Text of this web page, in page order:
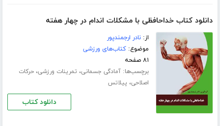
دانلود کتاب خداحافظی با مشکلات اندام در چهار هفته
از:نادر ارجمندپور
موضوع:کتاب‌های ورزشی
۸۱ صفحه
برچسب‌ها:آمادگی جسمانی، تمرینات ورزشی،حرکات
اصلاحی، پیلاتس
دانلود کتاب